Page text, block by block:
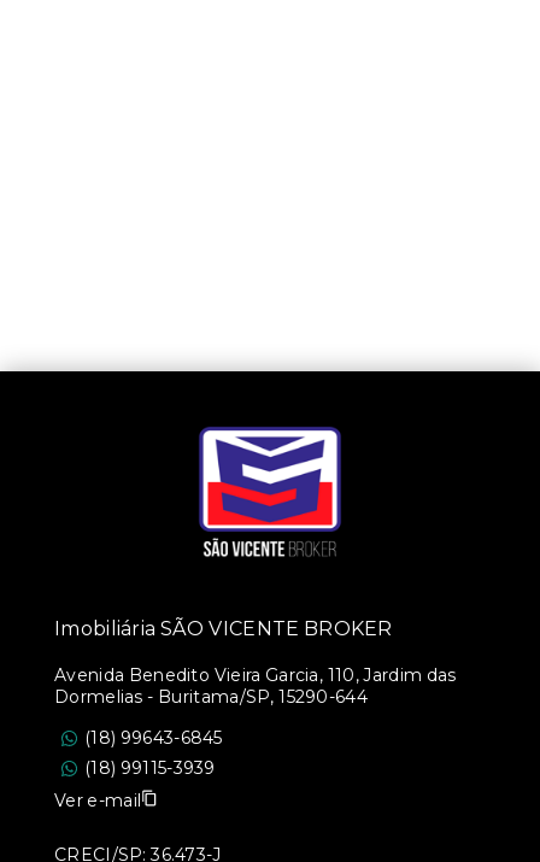
Imobiliária SÃO VICENTE BROKER
Avenida Benedito Vieira Garcia, 110, Jardim das
Dormelias - Buritama/SP, 15290-644
(18) 99643-6845
(18) 99115-3939
Ver e-mail
CRECI/SP: 36.473-J